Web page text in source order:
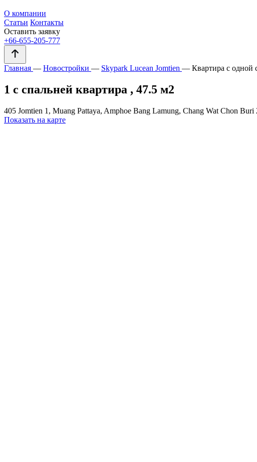
О компании
Статьи Контакты
Оставить заявку
+66-655-205-777
Главная — Новостройки — Skypark Lucean Jomtien — Квартира с одной
1 с спальней квартира , 47.5 м2
405 Jomtien 1, Muang Pattaya, Amphoe Bang Lamung, Chang Wat Chon
Показать на карте